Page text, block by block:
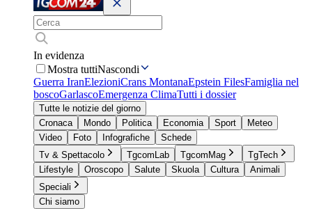
In evidenza
Mostra tuttiNascondi
Guerra IranElezioniCrans MontanaEpstein FilesFamiglia nel
boscoGarlascoEmergenza ClimaTutti i dossier
Tutte le notizie del giorno
Cronaca
Mondo Politica Economia Sport
Meteo
Video
Foto Infografiche
Schede
Tv & Spettacolo
TgcomLab TgcomMag
TgTech
Lifestyle
Oroscopo Salute Skuola Cultura
Animali
Speciali
Chi siamo